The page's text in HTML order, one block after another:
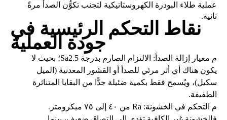
عملية طلاء البودرة الكهروستاتيكية لتجنب تكوُّن الصدأ مرةً
ثانية.
نقاط التحكم الرئيسية في
جودة العملية
م
معيار إزالة الصدأ: الالتزام الصارم بدرجة Sa2.5؛ بحيث لا
يكون هناك أي أثر مرئي للصدأ أو القشور المعدنية (الميل
سكيل)، ويُسمح فقط بكمية ضئيلة جدًّا من البقايا المتناثرة
الطفيفة.
م
التحكم في الخشونة: Ra من ٤٠ إلى ٧٥ ميكرومتر.